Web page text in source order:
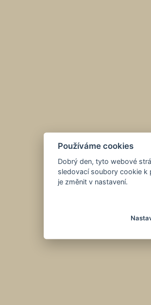
Používáme cookies
Dobrý den, tyto webové
sledovací soubory cookie k
je změnit v nastavení.